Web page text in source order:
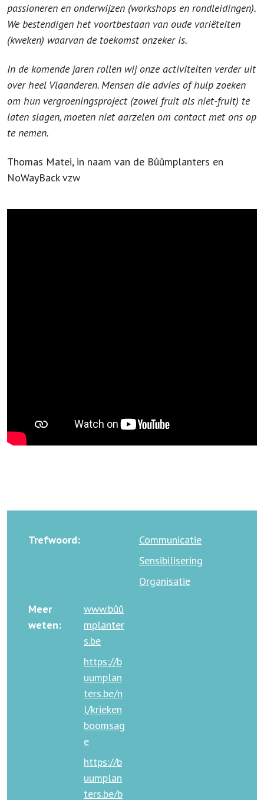
passioneren en onderwijzen (workshops en rondleidingen).
We bestendigen het voortbestaan van oude variëteiten
(kweken) waarvan de toekomst onzeker is.
In de komende jaren rollen wij onze activiteiten verder uit
over heel Vlaanderen. Mensen die advies of hulp zoeken
om hun vergroeningsproject (zowel fruit als niet-fruit) te
laten slagen, moeten niet aarzelen om contact met ons op
te nemen.
Thomas Matei, in naam van de Bûûmplanters en
NoWayBack vzw
Trefwoord:
Communicatie
Sensibilisering
Organisatie
Meer
weten:
www.bûû
mplanter
s.be
https://b
uumplan
ters.be/n
l/krieken
boomsag
e
https://b
uumplan
ters.be/b